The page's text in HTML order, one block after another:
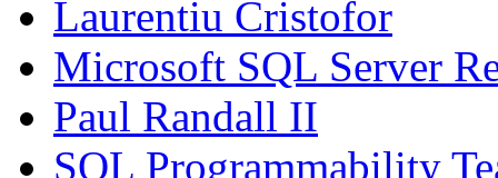
Laurentiu Cristofor
Microsoft SQL Server
Paul Randall II
SQL Programmability